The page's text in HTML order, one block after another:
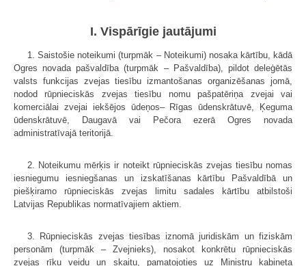
I. Vispārīgie jautājumi
1. Saistošie noteikumi (turpmāk – Noteikumi) nosaka kārtību, kādā
Ogres novada pašvaldība (turpmāk – Pašvaldība), pildot deleģētās
valsts funkcijas zvejas tiesību izmantošanas organizēšanas jomā,
nodod rūpnieciskās zvejas tiesību nomu pašpatēriņa zvejai vai
komerciālai zvejai iekšējos ūdeņos– Rīgas ūdenskrātuvē, Ķeguma
ūdenskrātuvē, Daugavā vai Pečora ezerā Ogres novada
administratīvajā teritorijā.
2. Noteikumu mērķis ir noteikt rūpnieciskās zvejas tiesību nomas
iesniegumu iesniegšanas un izskatīšanas kārtību Pašvaldībā un
piešķiramo rūpnieciskās zvejas limitu sadales kārtību atbilstoši
Latvijas Republikas normatīvajiem aktiem.
3. Rūpnieciskās zvejas tiesības iznomā juridiskām un fiziskām
personām (turpmāk – Zvejnieks), nosakot konkrētu rūpnieciskās
zvejas rīku veidu un skaitu, pamatojoties uz Ministru kabineta